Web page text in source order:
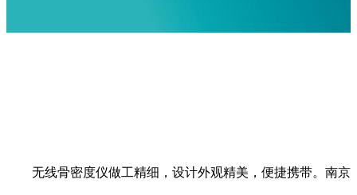
无线骨密度仪做工精细，设计外观精美，便捷携带。南京